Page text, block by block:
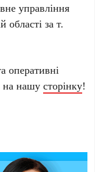
управління
за т.
оперативні
на нашусторінку!